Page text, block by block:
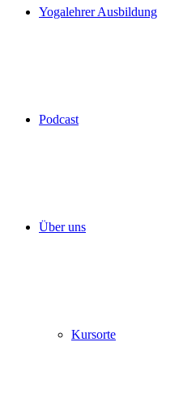
Yogalehrer Ausbildung
Podcast
Über uns
Kursorte